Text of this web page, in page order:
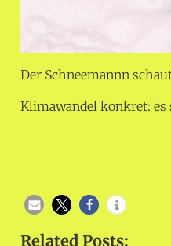
Der Schneemannn
Klimawandel konkret:
Related Posts: